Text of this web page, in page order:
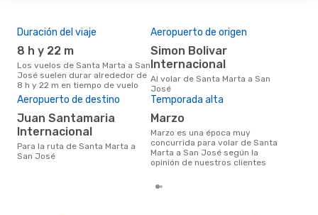
Duración del viaje
8 h y 22 m
Los vuelos de Santa Marta a San
José suelen durar alrededor de
8 h y 22 m en tiempo de vuelo
Aeropuerto de origen
Simon Bolivar
Internacional
Al volar de Santa Marta a San
José
Aeropuerto de destino
Juan Santamaria
Internacional
Para la ruta de Santa Marta a
San José
Temporada alta
marzo
marzo es una época muy
concurrida para volar de Santa
Marta a San José según la
opinión de nuestros clientes